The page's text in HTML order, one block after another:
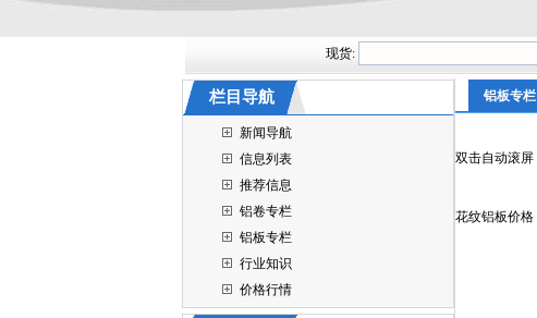
现货:
栏目导航
新闻导航
信息列表
推荐信息
铝卷专栏
铝板专栏
行业知识
价格行情
铝板专栏
双击自动滚屏
花纹铝板价格